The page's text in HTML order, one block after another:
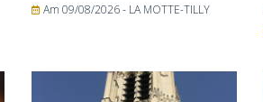
Am 09/08/2026 - LA MOTTE-TILLY